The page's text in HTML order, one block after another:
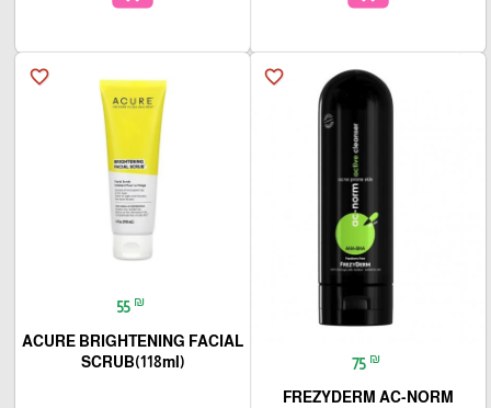
favorite_border
75 ₪
FREZYDERM AC-NORM
favorite_border
55 ₪
ACURE BRIGHTENING FACIAL
SCRUB(118ml)